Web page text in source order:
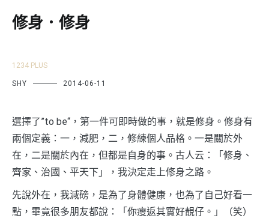
修身．修身
1234 PLUS
SHY 2014-06-11
選擇了”to be“，第一件可即時做的事，就是修身。修身有
兩個定義：一，減肥，二，修練個人品格。一是關於外
在，二是關於內在，但都是自身的事。古人云：「修身、
齊家、治國、平天下」，我決定走上修身之路。
先說外在，我減磅，是為了身體健康，也為了自己好看一
點，畢竟很多朋友都說：「你瘦返其實好靚仔。」（笑）